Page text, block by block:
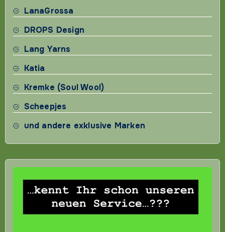
LanaGrossa
DROPS Design
Lang Yarns
Katia
Kremke (Soul Wool)
Scheepjes
und andere exklusive Marken